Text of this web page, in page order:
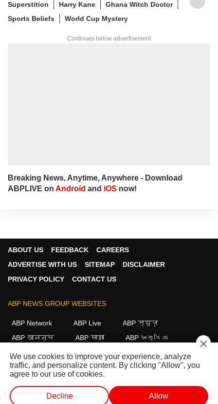
రైటర్‌గా సేవలు అందించారు. జర్నలిజంలో
వందేళ్లకుపైగా చరిత్ర ఉన్న ఆనంద్ బజార్ పత్రిక
డిజిటల్ మీడియా ఏబీపీ దేశంలో నాలుగేళ్లుగా
Superstition
Harry Kane
Ghana Witch Doctor
Sports Beliefs
World Cup Mystery
Continues below advertisement
Breaking News, Anytime, Anywhere - Download
ABPLIVE on Android and iOS now!
ABOUT US FEEDBACK
CAREERS
ADVERTISE WITH US
SITEMAP
DISCLAIMER
PRIVACY POLICY
CONTACT US
ABP NEWS GROUP WEBSITES
ABP Network ABP Live
ABP न्यूज़
ABP আনন্দ
ABP माझा
ABP અસ્મિતા
ABP Ganga
ABP ਸਾਂਝਾ ABP நாடு ABP దేశం
FOLLOW US
×
We use cookies to improve your experience, analyze
traffic, and personalize content. By clicking "Allow", you
agree to our use of cookies.
Decline Allow